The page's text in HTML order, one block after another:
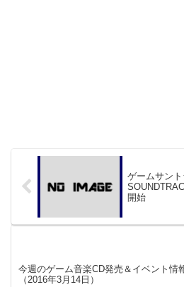
ゲームサン
開始
今週のゲーム音楽CD発売＆イベント情
（2016年3月14日）